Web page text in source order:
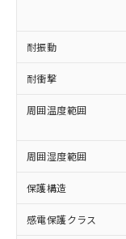
耐振動
耐衝撃
周囲温度範囲
周囲湿度範囲
保護構造
感電保護クラス
正
様
ム
オ
事
示
マ
ビス
メ
(PBDE)
ル) (DEHP)(
（DBP）
但し、RoHS
フタル酸エ
図的な使用が
※2 対応予
部品在庫
月が前後
ニル類) :
イソブチル)
DEHP(フタ
「ｅ」：
準値以下
「10」：
質が外部
及ぼさな
当
全
いよ
当
ル
武
当
場
該
販
り引
白